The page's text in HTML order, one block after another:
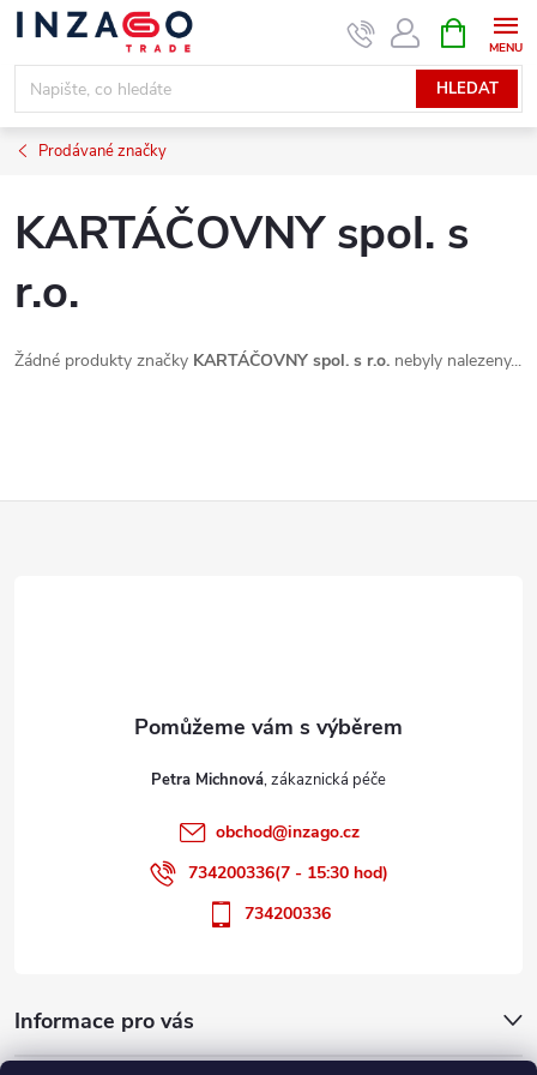
Přejít
obsah
HLEDAT
NÁKUPNÍ
KOŠÍK
Prodávané značky
KARTÁČOVNY spol. s
r.o.
Žádné produkty značky KARTÁČOVNY spol. s r.o. nebyly nalezeny...
Informace pro vás
Petra Michnová
obchod@inzago.cz
734200336(7 - 15:30 hod)
734200336